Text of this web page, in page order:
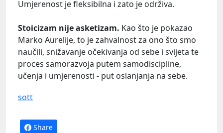
Umjerenost je fleksibilna i zato je održiva.
Stoicizam nije asketizam. Kao što je pokazao
Marko Aurelije, to je zahvalnost za ono što smo
naučili, snižavanje očekivanja od sebe i svijeta te
proces samorazvoja putem samodiscipline,
učenja i umjerenosti - put oslanjanja na sebe.
sott
Share